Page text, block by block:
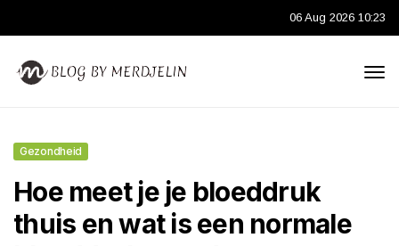
06 Aug 2026 10:23
Gezondheid
Hoe meet je je bloeddruk
thuis en wat is een normale